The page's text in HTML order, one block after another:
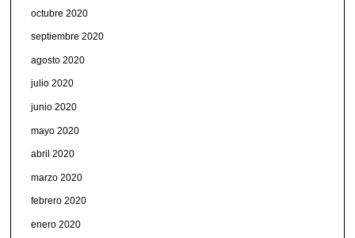
octubre 2020
septiembre 2020
agosto 2020
julio 2020
junio 2020
mayo 2020
abril 2020
marzo 2020
febrero 2020
enero 2020